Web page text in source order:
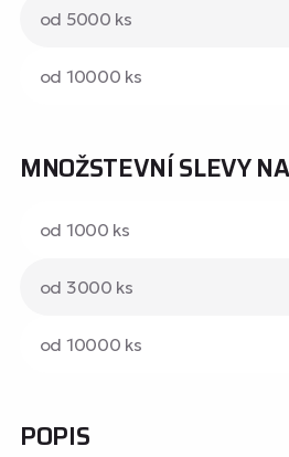
od 5000 ks
od 10000 ks
MNOŽSTEVNÍ SLEVY
od 1000 ks
od 3000 ks
od 10000 ks
POPIS